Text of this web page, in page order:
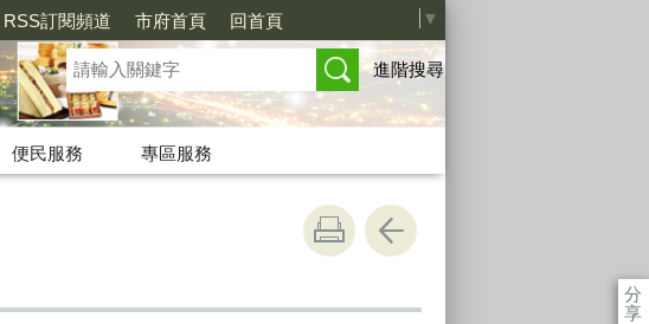
RSS訂閱頻道 市府首頁 回首頁 ▼
進階搜尋
便民服務
專區服務
分
享